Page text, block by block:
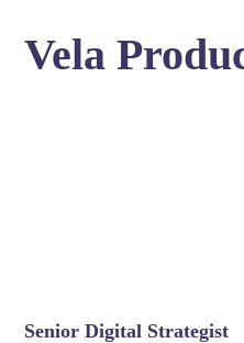
Vela
Senior Digital Strategist